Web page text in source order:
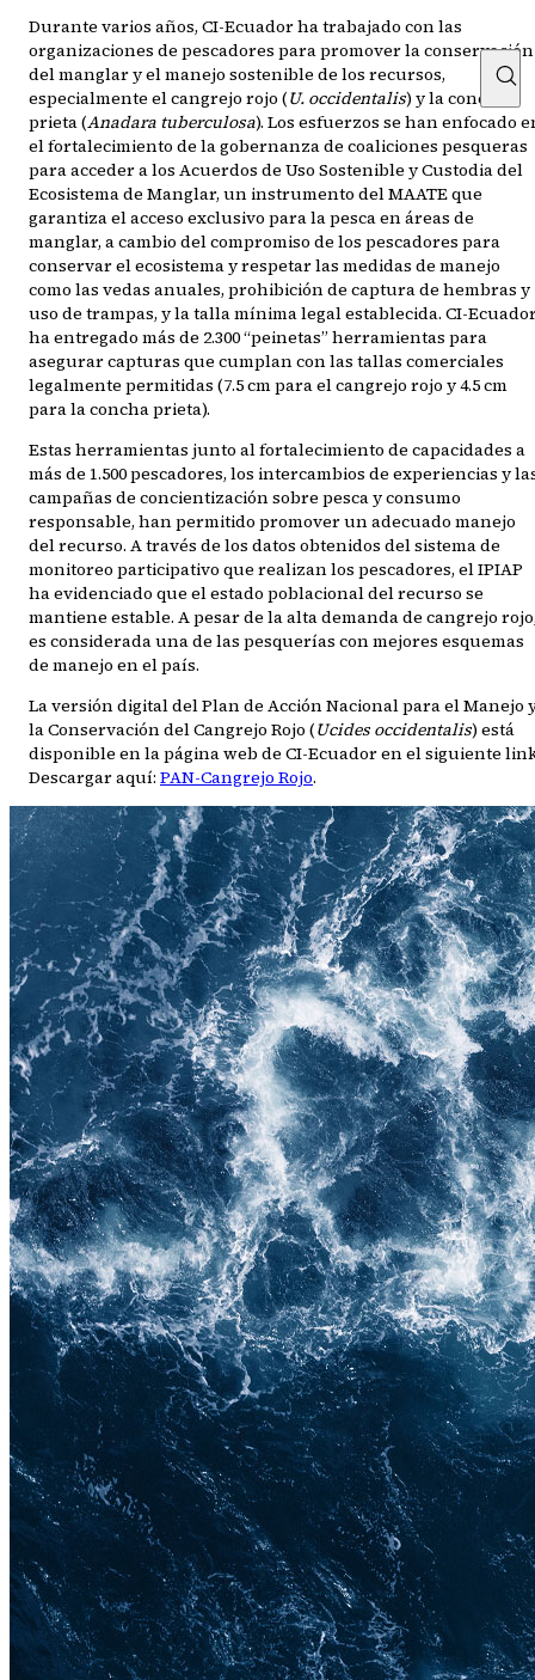
Durante varios años, CI-Ecuador ha trabajado con las
organizaciones de pescadores para promover la conservación
del manglar y el manejo sostenible de los recursos,
especialmente el cangrejo rojo (U. occidentalis) y la concha
prieta (Anadara tuberculosa). Los esfuerzos se han enfocado
el fortalecimiento de la gobernanza de coaliciones pesqueras
para acceder a los Acuerdos de Uso Sostenible y Custodia del
Ecosistema de Manglar, un instrumento del MAATE que
garantiza el acceso exclusivo para la pesca en áreas de
manglar, a cambio del compromiso de los pescadores para
conservar el ecosistema y respetar las medidas de manejo
como las vedas anuales, prohibición de captura de hembras y
uso de trampas, y la talla mínima legal establecida. CI-
ha entregado más de 2.300 “peinetas” herramientas para
asegurar capturas que cumplan con las tallas comerciales
legalmente permitidas (7.5 cm para el cangrejo rojo y 4.5 cm
para la concha prieta).
Estas herramientas junto al fortalecimiento de capacidades a
más de 1.500 pescadores, los intercambios de experiencias y
campañas de concientización sobre pesca y consumo
responsable, han permitido promover un adecuado manejo
del recurso. A través de los datos obtenidos del sistema de
monitoreo participativo que realizan los pescadores, el IPIAP
ha evidenciado que el estado poblacional del recurso se
mantiene estable. A pesar de la alta demanda de cangrejo
es considerada una de las pesquerías con mejores esquemas
de manejo en el país.
La versión digital del Plan de Acción Nacional para el Manejo
la Conservación del Cangrejo Rojo (Ucides occidentalis) está
disponible en la página web de CI-Ecuador en el siguiente
Descargar aquí: PAN-Cangrejo Rojo.